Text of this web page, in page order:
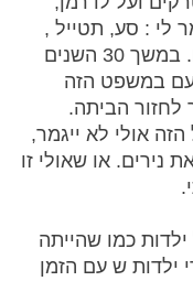
לי : סע, תטייל ,
תהנה ובסוף תחזור הביתה . לנירים. במשך 30 השנים
במשפט הזה
לחזור הביתה.
אולי לא ייגמר,
או שאולי זו
כמו שהייתה
ילדות ש עם הזמן